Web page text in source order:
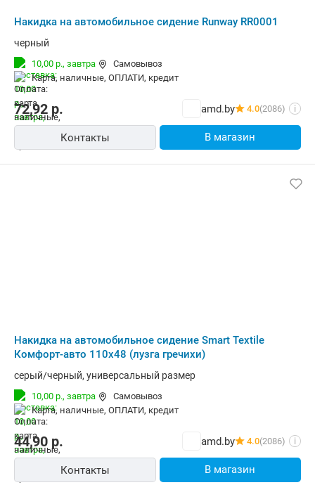
Накидка на автомобильное сидение Runway RR0001
черный
10,00 р., завтра
Самовывоз
карта, наличные, ОПЛАТИ, кредит
72,92 р. amd.by 4.0(2086) i
Контакты В магазин
Накидка на автомобильное сидение Smart Textile
Комфорт-авто 110x48 (лузга гречихи)
серый/черный, универсальный размер
10,00 р., завтра
Самовывоз
карта, наличные, ОПЛАТИ, кредит
44,90 р. amd.by 4.0(2086) i
Контакты В магазин